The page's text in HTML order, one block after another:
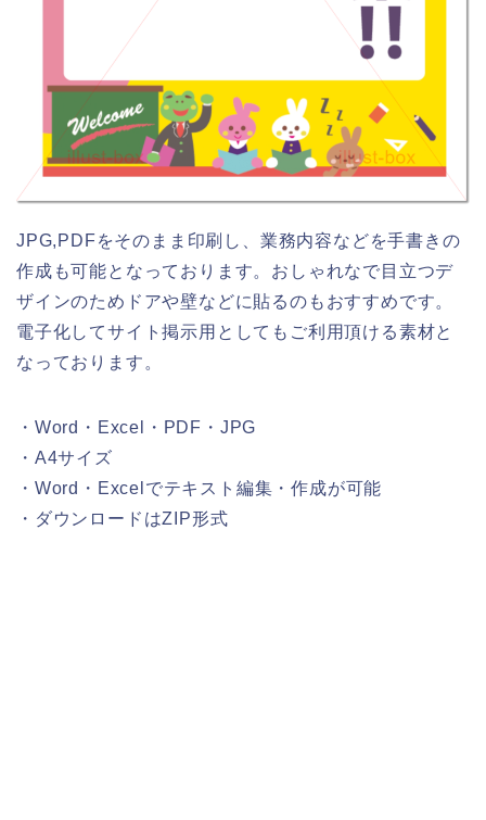
JPG,PDFをそのまま印刷し、業務内容などを手書きの
作成も可能となっております。おしゃれなで目立つデ
ザインのためドアや壁などに貼るのもおすすめです。
電子化してサイト掲示用としてもご利用頂ける素材と
なっております。
・Word・Excel・PDF・JPG
・A4サイズ
・Word・Excelでテキスト編集・作成が可能
・ダウンロードはZIP形式